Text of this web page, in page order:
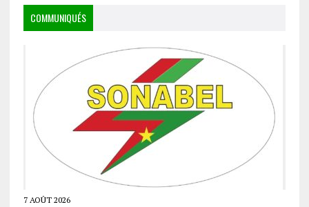
COMMUNIQUÉS
7 AOÛT 2026